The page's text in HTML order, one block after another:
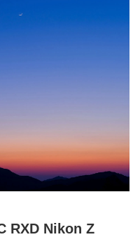
RXD Nikon Z